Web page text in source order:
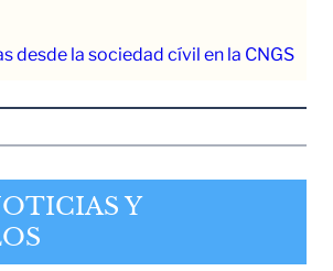
desde la sociedad cívil en la CNGS
Y